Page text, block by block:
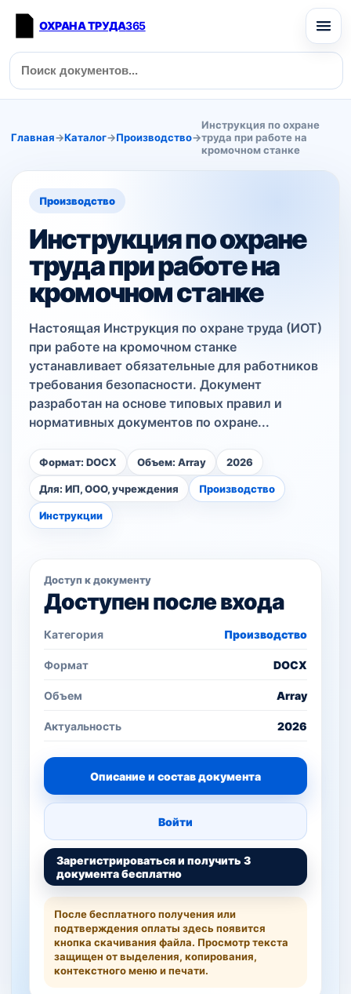
ОХРАНА ТРУДА365
Главная→Каталог→Производство→
Инструкция по охране
труда при работе на
кромочном станке
Производство
Инструкция по охране
труда при работе на
кромочном станке
Настоящая Инструкция по охране труда (ИОТ)
при работе на кромочном станке
устанавливает обязательные для работников
требования безопасности. Документ
разработан на основе типовых правил и
нормативных документов по охране...
Формат: DOCX Объем: Array 2026
Для: ИП, ООО, учреждения Производство
Инструкции
Доступ к документу
Доступен после входа
Категория Производство
Формат DOCX
Объем Array
Актуальность 2026
Описание и состав документа
Войти
Зарегистрироваться и получить 3
документа бесплатно
После бесплатного получения или
подтверждения оплаты здесь появится
кнопка скачивания файла. Просмотр текста
защищен от выделения, копирования,
контекстного меню и печати.